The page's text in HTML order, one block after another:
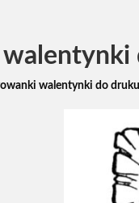
walentynki do druku